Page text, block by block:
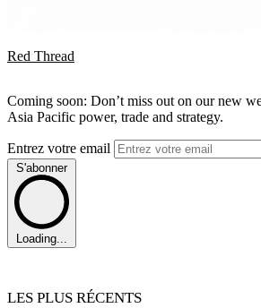
Red Thread
Coming soon: Don’t miss out on our new
Asia Pacific power, trade and strategy.
Entrez votre email
S'abonner
Loading...
LES PLUS RÉCENTS